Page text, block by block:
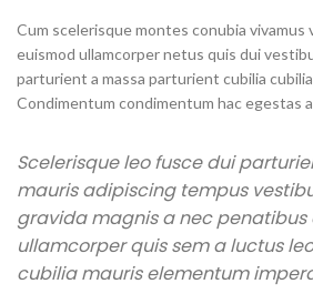
Cum scelerisque montes conubia
euismod ullamcorper netus quis dui
parturient a massa parturient cubilia
Condimentum condimentum hac egestas
Scelerisque leo fusce dui
mauris adipiscing tempus
gravida magnis a nec penatibus
ullamcorper quis sem a luctus
cubilia mauris elementum